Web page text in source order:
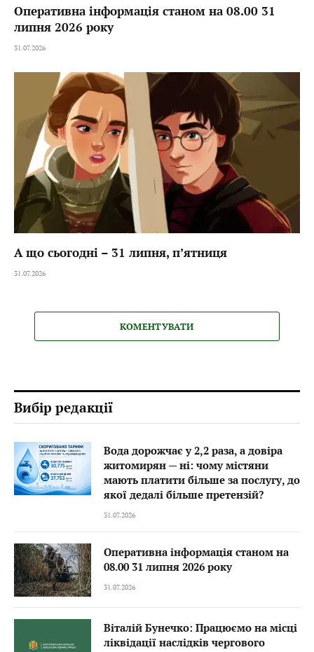
Оперативна інформація станом на 08.00 31
липня 2026 року
31.07.2026
А що сьогодні – 31 липня, пʼятниця
31.07.2026
КОМЕНТУВАТИ
Вибір редакції
Вода дорожчає у 2,2 раза, а довіра
житомирян — ні: чому містяни
мають платити більше за послугу, до
якої дедалі більше претензій?
31.07.2026
Оперативна інформація станом на
08.00 31 липня 2026 року
31.07.2026
Віталій Бунечко: Працюємо на місці
ліквідації наслідків чергового